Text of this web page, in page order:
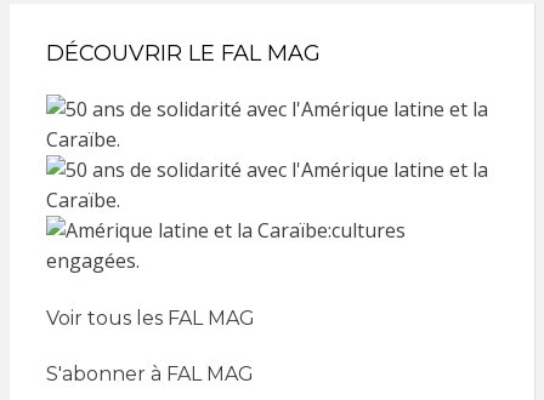
DÉCOUVRIR LE FAL MAG
Voir tous les FAL MAG
S'abonner à FAL MAG